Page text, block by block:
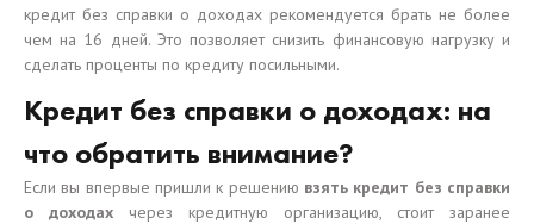
кредит без справки о доходах рекомендуется брать не более
чем на 16 дней. Это позволяет снизить финансовую нагрузку и
сделать проценты по кредиту посильными.
Кредит без справки о доходах: на
что обратить внимание?
Если вы впервые пришли к решению взять кредит без справки
о доходах через кредитную организацию, стоит заранее